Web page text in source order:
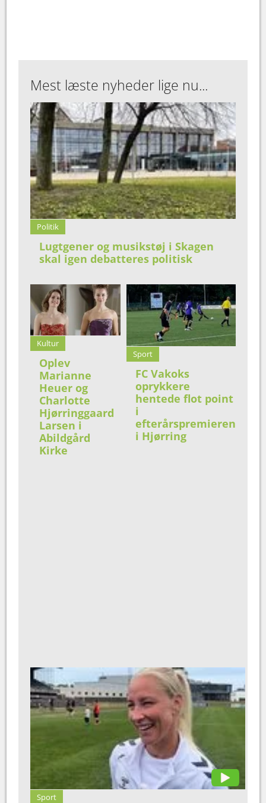
Mest læste nyheder lige nu...
Politik
Lugtgener og musikstøj i Skagen
skal igen debatteres politisk
Kultur
Oplev
Marianne
Heuer og
Charlotte
Hjørringgaard
Larsen i
Abildgård
Kirke
Sport
FC Vakoks
oprykkere
hentede flot point
i
efterårspremieren
i Hjørring
Sport